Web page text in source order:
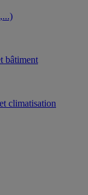
bâtiment
climatisation